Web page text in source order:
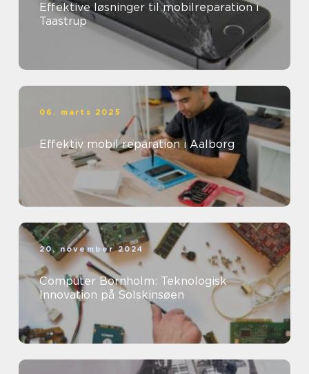
Effektive løsninger til mobilreparation i
Taastrup
06. marts 2025
Effektiv mobil reparation i Aalborg
20. november 2024
Computer Bornholm: Teknologisk
Innovation på Solskinsøen